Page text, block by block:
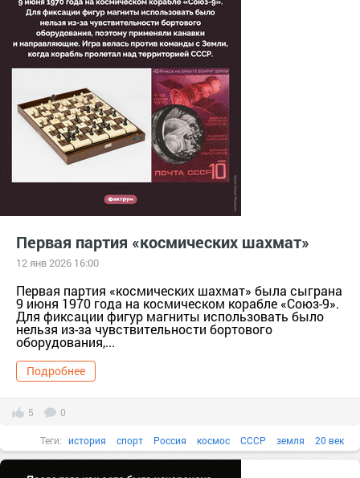
29.08.2023
Первая партия «космических шахмат»
12 янв 2026 16:00
Первая партия «космических шахмат» была сыграна
9 июня 1970 года на космическом корабле «Союз-9».
Для фиксации фигур магниты использовать было
нельзя из-за чувствительности бортового
оборудования,...
Подробнее
5 0
Теги: история спорт Россия космос СССР земля 20 век